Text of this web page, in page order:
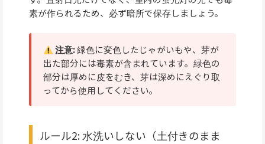
素が作られるため、必ず暗所で保存しましょう。
注意:緑色に変色したじゃがいもや、芽が
出た部分には毒素が含まれています。緑色の
部分は厚めに皮をむき、芽は深めにえぐり取
ってから使用してください。
ルール2: 水洗いしない（土付きのまま